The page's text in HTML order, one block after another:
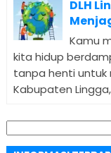
DLH
Kamu
kita hidup
tanpa henti untuk
Kabupaten
Cari
untuk: